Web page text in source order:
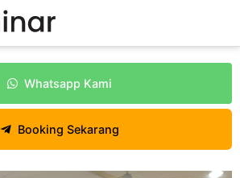
Whatsapp Kami
Booking Sekarang